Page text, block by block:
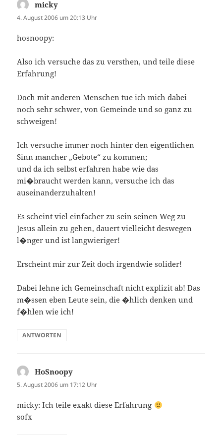
micky
4. August 2006 um 20:13 Uhr
hosnoopy:
Also ich versuche das zu versthen, und teile diese
Erfahrung!
Doch mit anderen Menschen tue ich mich dabei
noch sehr schwer, von Gemeinde und so ganz zu
schweigen!
Ich versuche immer noch hinter den eigentlichen
Sinn mancher „Gebote“ zu kommen;
und da ich selbst erfahren habe wie das
mi�braucht werden kann, versuche ich das
auseinanderzuhalten!
Es scheint viel einfacher zu sein seinen Weg zu
Jesus allein zu gehen, dauert vielleicht deswegen
l�nger und ist langwieriger!
Erscheint mir zur Zeit doch irgendwie solider!
Dabei lehne ich Gemeinschaft nicht explizit ab! Das
m�ssen eben Leute sein, die �hlich denken und
f�hlen wie ich!
ANTWORTEN
HoSnoopy
5. August 2006 um 17:12 Uhr
micky: Ich teile exakt diese Erfahrung
sofx